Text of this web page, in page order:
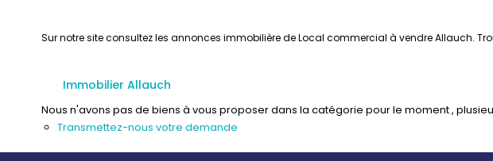
Sur notre site consultez les annonces immobilière de Local commercial à vendre Allauch.
Immobilier Allauch
Nous n'avons pas de biens à vous proposer dans la catégorie pour le moment ,
Transmettez-nous votre demande